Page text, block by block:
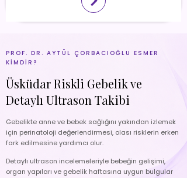
PROF. DR. AYTÜL ÇORBACIOĞLU ESMER
KİMDİR?
Üsküdar Riskli Gebelik ve
Detaylı Ultrason Takibi
Gebelikte anne ve bebek sağlığını yakından izlemek
için perinatoloji değerlendirmesi, olası risklerin erken
fark edilmesine yardımcı olur.
Detaylı ultrason incelemeleriyle bebeğin gelişimi,
organ yapıları ve gebelik haftasına uygun bulgular